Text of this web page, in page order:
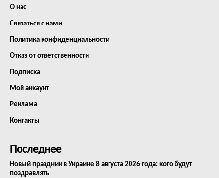
О нас
Связаться с нами
Политика конфиденциальности
Отказ от ответственности
Подписка
Мой аккаунт
Реклама
Контакты
Последнее
Новый праздник в Украине 8 августа 2026 года: кого будут
поздравлять